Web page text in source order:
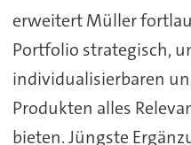
erweitert Müller
Portfolio strategisch,
individualisierbaren
Produkten alles
bieten. Jüngste